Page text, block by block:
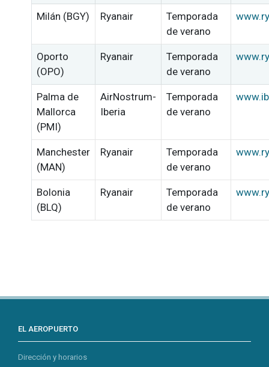
Milán (BGY) Ryanair
Temporada
de verano
Oporto
(OPO)
Ryanair
Temporada
de verano
Palma de
Mallorca
(PMI)
AirNostrum-
Iberia
Temporada
de verano
Manchester
(MAN)
Ryanair
Temporada
de verano
Bolonia
(BLQ)
Ryanair
Temporada
de verano
EL AEROPUERTO
Dirección y horarios